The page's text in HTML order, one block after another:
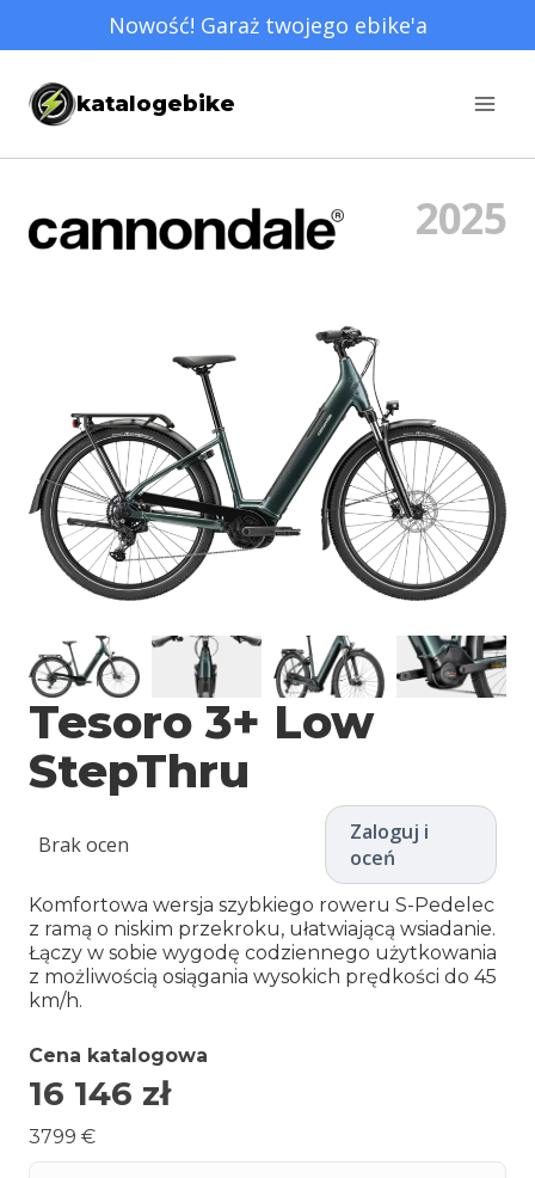
do
treści
Nowość! Garaż twojego ebike'a
katalogebike
2025
Tesoro 3+ Low
StepThru
Brak ocen
Zaloguj i
oceń
Komfortowa wersja szybkiego roweru S-Pedelec
z ramą o niskim przekroku, ułatwiającą wsiadanie.
Łączy w sobie wygodę codziennego użytkowania
z możliwością osiągania wysokich prędkości do 45
km/h.
Cena katalogowa
16 146 zł
3799 €